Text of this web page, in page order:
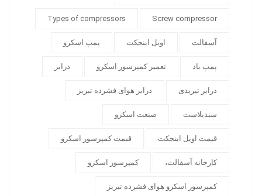
Screw compressor
Types of compressors
آسفالت اویل اینجکت پمپ اسکرو
پمپ باد تعمیر کمپرسور اسکرو درایر
درایر تبریدی درایر هوای فشرده تبریز
سندبلاست صنعت اسکرو
قیمت اویل اینجکت قیمت کمپرسور اسکرو
کارخانه آسفالت، کمپرسور اسکرو
کمپرسور اسکرو هوای فشرده تبریز